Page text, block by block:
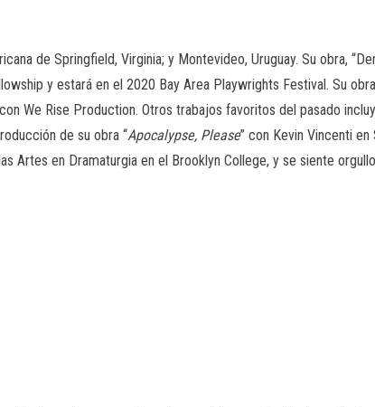
de Springfield, Virginia; y Montevideo, Uruguay. Su obra, “
y estará en el 2020 Bay Area Playwrights Festival. Su
con We Rise Production. Otros trabajos favoritos del pasado
de su obra “Apocalypse, Please” con Kevin Vincenti en
Artes en Dramaturgia en el Brooklyn College, y se siente